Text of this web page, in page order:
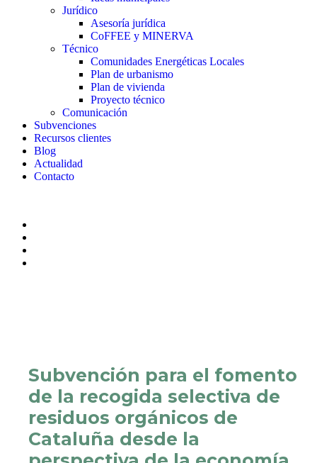
Jurídico
Asesoría jurídica
CoFFEE y MINERVA
Técnico
Comunidades Energéticas Locales
Plan de urbanismo
Plan de vivienda
Proyecto técnico
Comunicación
Subvenciones
Recursos clientes
Blog
Actualidad
Contacto
Subvención para el fomento
de la recogida selectiva de
residuos orgánicos de
Cataluña desde la